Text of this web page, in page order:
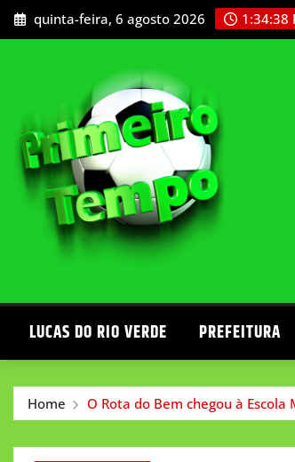
Skip
to
quinta-feira, 6 agosto 2026 1:34:41
LUCAS DO RIO VERDE PREFEITURA
Home O Rota do Bem chegou à